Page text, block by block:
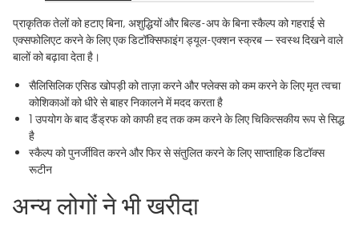
प्राकृतिक तेलों को हटाए बिना, अशुद्धियों और बिल्ड-अप के बिना स्कैल्प को गहराई से
एक्सफोलिएट करने के लिए एक डिटॉक्सिफाइंग ड्यूल-एक्शन स्क्रब — स्वस्थ दिखने वाले
बालों को बढ़ावा देता है।
सैलिसिलिक एसिड खोपड़ी को ताज़ा करने और फ्लेक्स को कम करने के लिए मृत त्वचा
कोशिकाओं को धीरे से बाहर निकालने में मदद करता है
1 उपयोग के बाद डैंड्रफ को काफी हद तक कम करने के लिए चिकित्सकीय रूप से सिद्ध
है
स्कैल्प को पुनर्जीवित करने और फिर से संतुलित करने के लिए साप्ताहिक डिटॉक्स
रूटीन
अन्य लोगों ने भी खरीदा